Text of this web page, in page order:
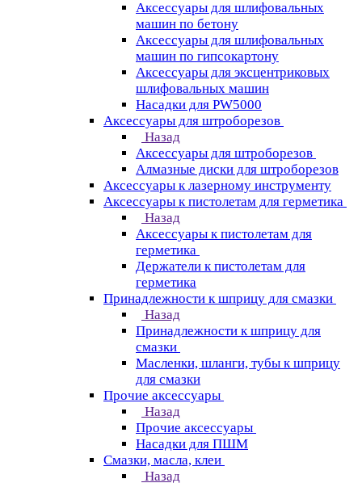
Аксессуары для шлифовальных
машин по бетону
Аксессуары для шлифовальных
машин по гипсокартону
Аксессуары для эксцентриковых
шлифовальных машин
Насадки для PW5000
Аксессуары для штроборезов
Назад
Аксессуары для штроборезов
Алмазные диски для штроборезов
Аксессуары к лазерному инструменту
Аксессуары к пистолетам для герметика
Назад
Аксессуары к пистолетам для
герметика
Держатели к пистолетам для
герметика
Принадлежности к шприцу для смазки
Назад
Принадлежности к шприцу для
смазки
Масленки, шланги, тубы к шприцу
для смазки
Прочие аксессуары
Назад
Прочие аксессуары
Насадки для ПШМ
Смазки, масла, клеи
Назад